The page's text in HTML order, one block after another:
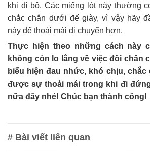
khi đi bộ. Các miếng lót này thường
chắc chắn dưới đế giày, vì vậy hãy
này để thoải mái di chuyển hơn.
Thực hiện theo những cách này
không còn lo lắng về việc đôi chân
biểu hiện đau nhức, khó chịu, chắc
được sự thoải mái trong khi đi
nữa đấy nhé! Chúc bạn thành công!
# Bài viết liên quan